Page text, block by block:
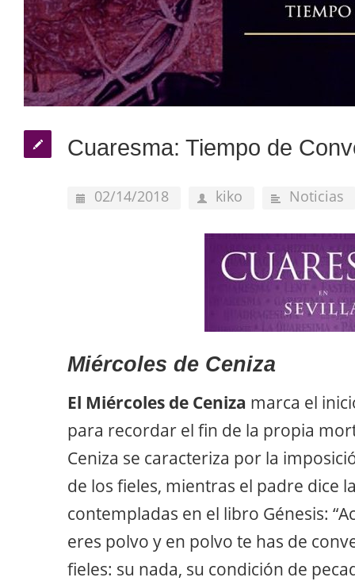
Cuaresma: Tiempo de
02/14/2018 kiko Noticias
Miércoles de Ceniza
El Miércoles de Ceniza marca el
para recordar el fin de la propia
Ceniza se caracteriza por la
de los fieles, mientras el padre dice
contempladas en el libro Génesis:
eres polvo y en polvo te has de
fieles: su nada, su condición de